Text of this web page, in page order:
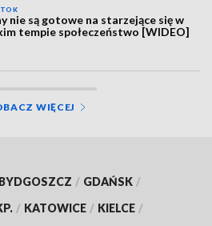
nie są gotowe na starzejące się w
tempie społeczeństwo [WIDEO]
WIĘCEJ
BYDGOSZCZ / GDAŃSK /
/ KATOWICE / KIELCE /